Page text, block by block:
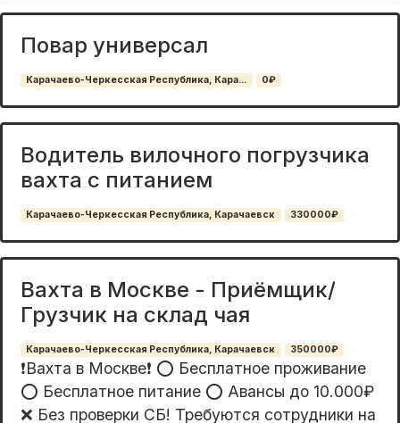
Повар универсал
Карачаево-Черкесская Республика, Кара... 0₽
Водитель вилочного погрузчика
вахта с питанием
Карачаево-Черкесская Республика, Карачаевск 330000₽
Вахта в Москве - Приёмщик/
Грузчик на склад чая
Карачаево-Черкесская Республика, Карачаевск 350000₽
❗️Вахта в Москве❗️ ⭕️ Бесплатное прoживaниe
⭕️ Бесплатное питание ⭕️ Авансы до 10.000₽
❌ Без проверки СБ! Требуются сотрудники на